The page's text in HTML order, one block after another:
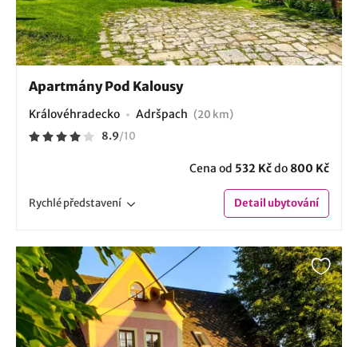
Apartmány Pod Kalousy
Královéhradecko Adršpach (20 km)
8.9/10
Cena od 532 Kčdo 800 Kč
Rychlépředstavení Detailubytování